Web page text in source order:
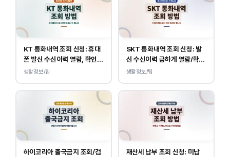
KT 통화내역 조회 신청: 휴대
폰 발신 수신이력 열람, 확인
하는 방법
생활정보/팁
SKT 통화내역 조회 신청: 발
신 수신이력 급하게 열람/확인
하는 방법
생활정보/팁
하이코리아 출국금지 조회/검
재산세 납부 조회 신청: 미납